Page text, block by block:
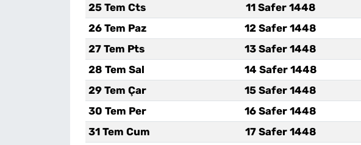
25 Tem Cts
11 Safer 1448
26 Tem Paz
12 Safer 1448
27 Tem Pts
13 Safer 1448
28 Tem Sal
14 Safer 1448
29 Tem Çar
15 Safer 1448
30 Tem Per
16 Safer 1448
31 Tem Cum
17 Safer 1448